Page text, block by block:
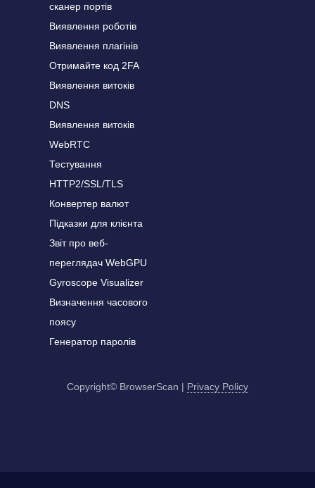
сканер портів
Виявлення роботів
Виявлення плагінів
Отримайте код 2FA
Виявлення витоків
DNS
Виявлення витоків
WebRTC
Тестування
HTTP2/SSL/TLS
Конвертер валют
Підказки для клієнта
Звіт про веб-
переглядач WebGPU
Gyroscope Visualizer
Визначення часового
поясу
Генератор паролів
Copyright© BrowserScan | Privacy Policy